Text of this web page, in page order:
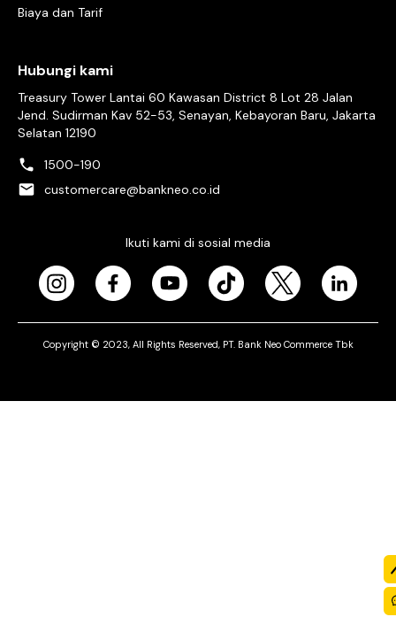
Biaya dan Tarif
Hubungi kami
Treasury Tower Lantai 60 Kawasan District 8 Lot 28 Jalan
Jend. Sudirman Kav 52-53, Senayan, Kebayoran Baru, Jakarta
Selatan 12190
1500-190
customercare@bankneo.co.id
Ikuti kami di sosial media
Copyright © 2023, All Rights Reserved, PT. Bank Neo Commerce Tbk